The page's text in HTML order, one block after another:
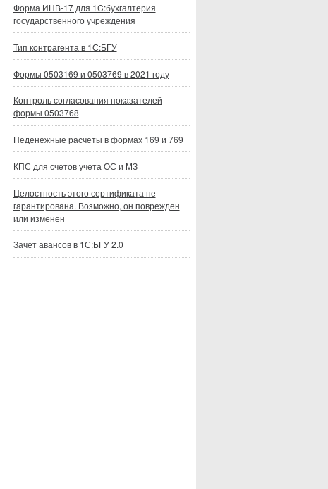
Форма ИНВ-17 для 1C:бухгалтерия
государственного учреждения
Тип контрагента в 1С:БГУ
Формы 0503169 и 0503769 в 2021 году
Контроль согласования показателей
формы 0503768
Неденежные расчеты в формах 169 и 769
КПС для счетов учета ОС и МЗ
Целостность этого сертификата не
гарантирована. Возможно, он поврежден
или изменен
Зачет авансов в 1С:БГУ 2.0